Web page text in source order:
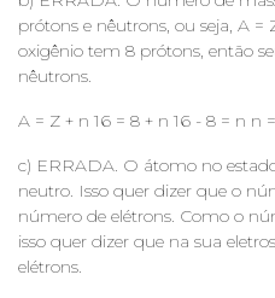
prótons e nêutrons, ou seja, A
oxigênio tem 8 prótons, então
nêutrons.
A = Z + n 16 = 8 + n 16 - 8 = n n
c) ERRADA. O átomo no
neutro. Isso quer dizer que o
número de elétrons. Como o
isso quer dizer que na sua
elétrons.